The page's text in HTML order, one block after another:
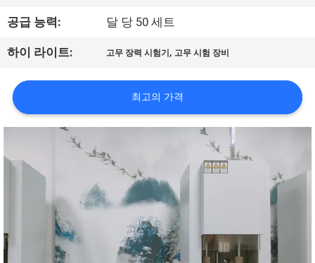
행
품
관
연
공급 능력: 달 당 50 세트
하이 라이트: 고무 장력 시험기 , 고무 시험 장비
최고의 가격